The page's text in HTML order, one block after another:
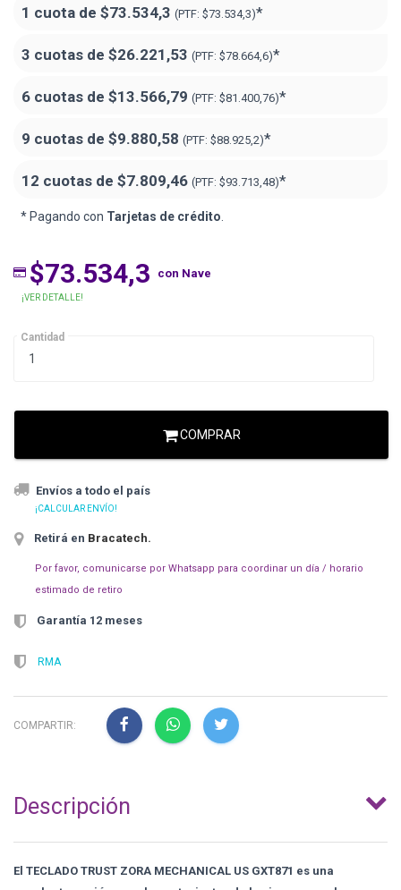
1 cuota de $73.534,3 (PTF: $73.534,3)*
3 cuotas de $26.221,53 (PTF: $78.664,6)*
6 cuotas de $13.566,79 (PTF: $81.400,76)*
9 cuotas de $9.880,58 (PTF: $88.925,2)*
12 cuotas de $7.809,46 (PTF: $93.713,48)*
* Pagando con Tarjetas de crédito
$73.534,3 con Nave
¡VER DETALLE!
Cantidad
COMPRAR
Envíos a todo el país
¡CALCULAR ENVÍO!
Retirá en Bracatech.
Por favor, comunicarse por Whatsapp para coordinar un día / horario
estimado de retiro
Garantía 12 meses
RMA
COMPARTIR:
Descripción
El TECLADO TRUST ZORA MECHANICAL US GXT871 es una